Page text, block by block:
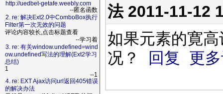
http://uedbet-getafe.weebly.com
--匿名函数
2. re: 解决Ext2.0中ComboBox执行
Filter第一次无效的问题
评论内容较长,点击标题查看
--学习着
3. re: 有关window.undefined=wind
ow.undefined写法的理解(Ext2学习
总结)
1
--1
4. re: EXT Ajax访问url返回405错误
的解决办法
法 2011-11-12
如果元素的寛
况？
回复 更